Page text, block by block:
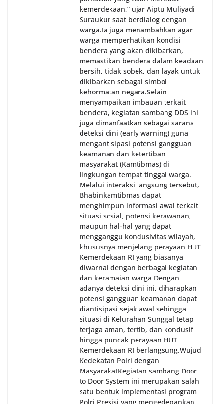
kemerdekaan,” ujar Aiptu Muliyadi
Suraukur saat berdialog dengan
warga.‎‎Ia juga menambahkan agar
warga memperhatikan kondisi
bendera yang akan dikibarkan,
memastikan bendera dalam keadaan
bersih, tidak sobek, dan layak untuk
dikibarkan sebagai simbol
kehormatan negara.‎‎‎Selain
menyampaikan imbauan terkait
bendera, kegiatan sambang DDS ini
juga dimanfaatkan sebagai sarana
deteksi dini (early warning) guna
mengantisipasi potensi gangguan
keamanan dan ketertiban
masyarakat (Kamtibmas) di
lingkungan tempat tinggal warga.
Melalui interaksi langsung tersebut,
Bhabinkamtibmas dapat
menghimpun informasi awal terkait
situasi sosial, potensi kerawanan,
maupun hal-hal yang dapat
mengganggu kondusivitas wilayah,
khususnya menjelang perayaan HUT
Kemerdekaan RI yang biasanya
diwarnai dengan berbagai kegiatan
dan keramaian warga.‎‎Dengan
adanya deteksi dini ini, diharapkan
potensi gangguan keamanan dapat
diantisipasi sejak awal sehingga
situasi di Kelurahan Sunggal tetap
terjaga aman, tertib, dan kondusif
hingga puncak perayaan HUT
Kemerdekaan RI berlangsung.‎‎Wujud
Kedekatan Polri dengan
Masyarakat‎Kegiatan sambang Door
to Door System ini merupakan salah
satu bentuk implementasi program
Polri Presisi yang mengedepankan